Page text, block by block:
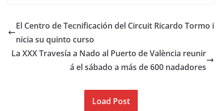
El Centro de Tecnificación del Circuit Ricardo Tormo i
nicia su quinto curso
La XXX Travesía a Nado al Puerto de València reunir
á el sábado a más de 600 nadadores
Load Post